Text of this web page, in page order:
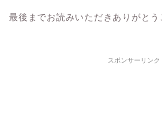
最後までお読みいただきありがとう
スポンサーリンク